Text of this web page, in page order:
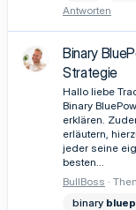
Antworten
Binary
Strategie
Hallo liebe
Binary
erklären.
erläutern,
jeder seine
besten...
BullBoss
binary